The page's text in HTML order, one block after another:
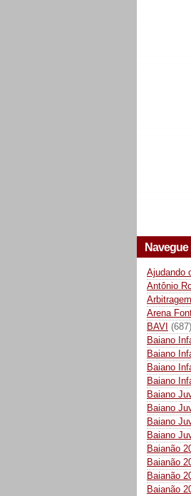
Ajudando
Antônio
Arbitragem
Arena
BAVI (687)
Baiano
Baiano
Baiano
Baiano
Baiano
Baiano
Baiano
Baiano
Baianão
Baianão
Baianão
Baianão